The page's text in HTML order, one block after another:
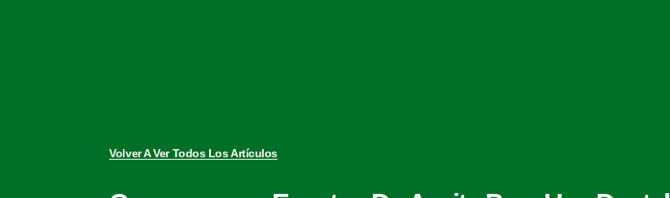
Volver A Ver Todos Los Artículos